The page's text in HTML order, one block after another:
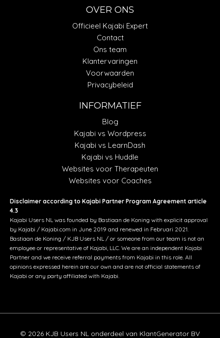
OVER ONS
Officieel Kajabi Expert
Contact
Ons team
Klantervaringen
Voorwaarden
Privacybeleid
INFORMATIEF
Blog
Kajabi vs Wordpress
Kajabi vs LearnDash
Kajabi vs Huddle
Websites voor Therapeuten
Websites voor Coaches
Disclaimer according to Kajabi Partner Program Agreement article
4.3
Kajabi Users NL was founded by Bastiaan de Koning with explicit approval
by Kajabi / Kajabi.com in June 2019 and renewed in Februari 2021.
Bastiaan de Koning / KJB Users NL / or someone from our team is not an
employee or representative of Kajabi, LLC. We are an independent Kajabi
Partner and we receive referral payments from Kajabi in this role. All
opinions expressed herein are our own and are not official statements of
Kajabi or any party affiliated with Kajabi.
© 2026 KJB Users NL onderdeel van KlantGenerator BV